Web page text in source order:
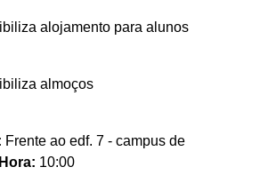
alojamento para alunos
almoços
Frente ao edf. 7 - campus de
Hora: 10:00